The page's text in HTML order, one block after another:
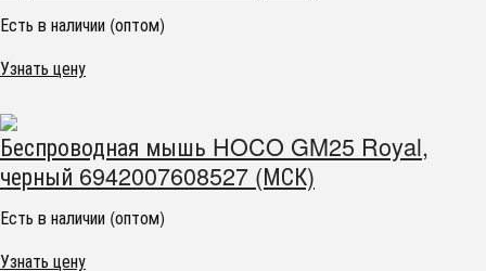
Есть в наличии (оптом)
Узнать цену
Беспроводная мышь HOCO GM25 Royal,
черный 6942007608527 (МСК)
Есть в наличии (оптом)
Узнать цену